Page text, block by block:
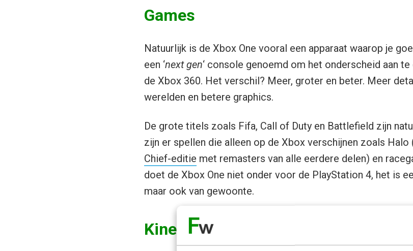
Games
Natuurlijk is de Xbox One vooral een apparaat waarop je
een ‘next gen‘ console genoemd om het onderscheid aan
de Xbox 360. Het verschil? Meer, groter en beter. Meer
werelden en betere graphics.
De grote titels zoals Fifa, Call of Duty en Battlefield zijn
zijn er spellen die alleen op de Xbox verschijnen zoals
Chief-editie met remasters van alle eerdere delen) en
doet de Xbox One niet onder voor de PlayStation 4, het is
maar ook van gewoonte.
Kinect sensor